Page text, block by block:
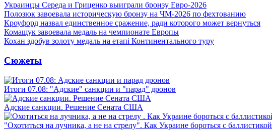
Украинцы Середа и Гриценко выиграли бронзу Евро-2026
Полозюк завоевала историческую бронзу на ЧМ-2026 по фехтованию
Кроуфорд назвал единственное сражение, ради которого может вернуться
Комащук завоевала медаль на чемпионате Европы
Кохан здобув золоту медаль на етапі Континентального туру
Сюжеты
Итоги 07.08: "Адские" санкции и "парад" дронов
Адские санкции. Решение Сената США
"Охотиться на лучника, а не на стрелу". Как Украине бороться с баллистикой